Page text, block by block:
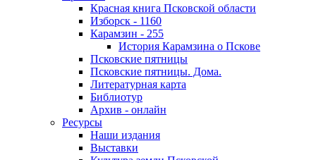
Красная книга Псковской области
Изборск - 1160
Карамзин - 255
История Карамзина о Пскове
Псковские пятницы
Псковские пятницы. Дома.
Литературная карта
Библиотур
Архив - онлайн
Ресурсы
Наши издания
Выставки